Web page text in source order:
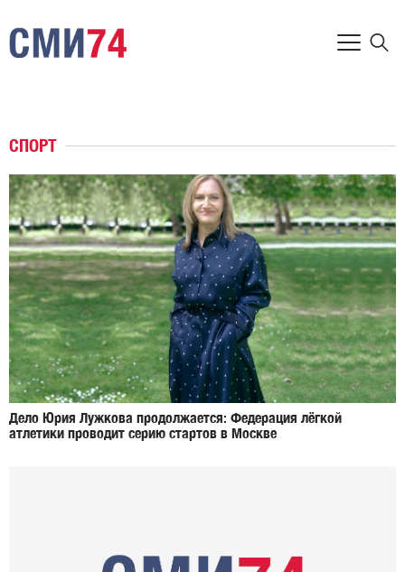
СПОРТ
Дело Юрия Лужкова продолжается: Федерация лёгкой
атлетики проводит серию стартов в Москве